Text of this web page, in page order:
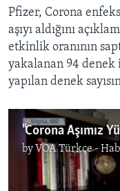
Pfizer, Corona
aşıyı aldığını
etkinlik oranının
yakalanan 94 denek
yapılan denek
"Corona Aşımız
by VOA Türkçe -
No media